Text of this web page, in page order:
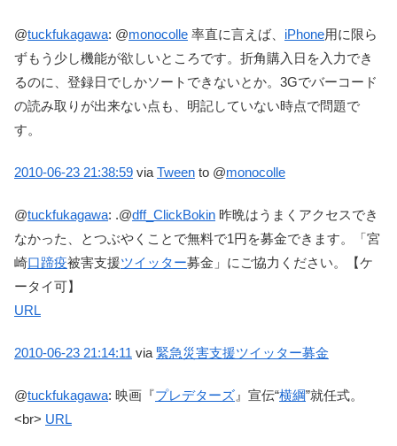
@tuckfukagawa: @monocolle 率直に言えば、 iPhone用に限ら
ずもう少し機能が欲しいところです。折角購入日を入力でき
るのに、登録日でしかソートできないとか。3Gでバーコード
の読み取りが出来ない点も、明記していない時点で問題で
す。
2010-06-23 21:38:59 via Tween to @monocolle
@tuckfukagawa: .@dff_ClickBokin 昨晩はうまくアクセスでき
なかった、とつぶやくことで無料で1円を募金できます。「宮
崎口蹄疫被害支援ツイッター募金」にご協力ください。【ケ
ータイ可】
URL
2010-06-23 21:14:11 via 緊急災害支援ツイッター募金
@tuckfukagawa: 映画『プレデターズ 』宣伝“横綱”就任式。
<br> URL